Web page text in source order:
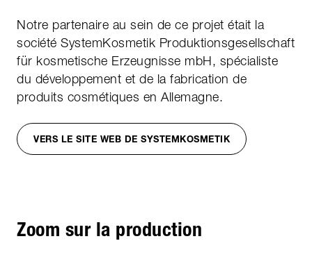
Notre partenaire au sein de ce projet était la
société SystemKosmetik Produktionsgesellschaft
für kosmetische Erzeugnisse mbH, spécialiste
du développement et de la fabrication de
produits cosmétiques en Allemagne.
VERS LE SITE WEB DE SYSTEMKOSMETIK
Zoom sur la production